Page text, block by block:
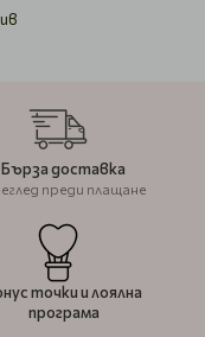
Бърза доставка
преди плащане
точки и лоялна
програма